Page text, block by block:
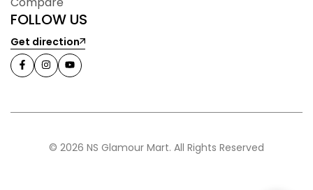
FOLLOW US
Get direction
© 2026 NS Glamour Mart. All Rights Reserved